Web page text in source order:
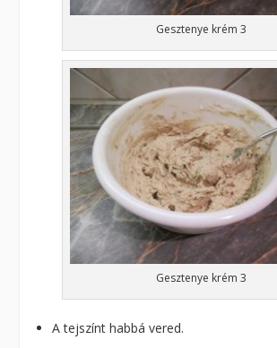
Gesztenye krém 3
Gesztenye krém 3
A tejszínt habbá vered.